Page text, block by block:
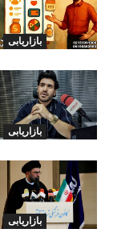
بازاریابی
بازاریابی
بازاریابی